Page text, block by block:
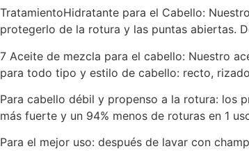
TratamientoHidratante para el Cabello:
protegerlo de la rotura y las puntas abiertas.
7 Aceite de mezcla para el cabello: Nuestro
para todo tipo y estilo de cabello: recto,
Para cabello débil y propenso a la rotura: los
más fuerte y un 94% menos de roturas en 1
Para el mejor uso: después de lavar con